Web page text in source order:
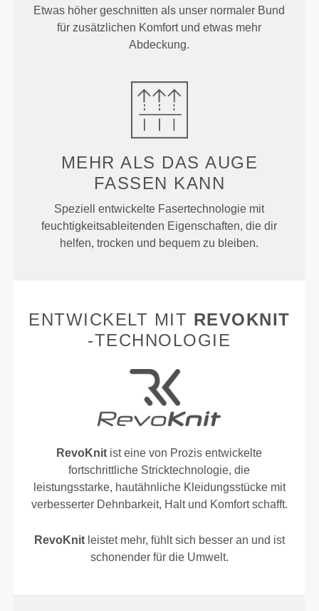
Etwas höher geschnitten als unser normaler Bund
für zusätzlichen Komfort und etwas mehr
Abdeckung.
MEHR ALS DAS AUGE
FASSEN KANN
Speziell entwickelte Fasertechnologie mit
feuchtigkeitsableitenden Eigenschaften, die dir
helfen, trocken und bequem zu bleiben.
ENTWICKELT MIT REVOKNIT
-TECHNOLOGIE
RevoKnit ist eine von Prozis entwickelte
fortschrittliche Stricktechnologie, die
leistungsstarke, hautähnliche Kleidungsstücke mit
verbesserter Dehnbarkeit, Halt und Komfort schafft.
RevoKnitleistet mehr, fühlt sich besser an und ist
schonender für die Umwelt.